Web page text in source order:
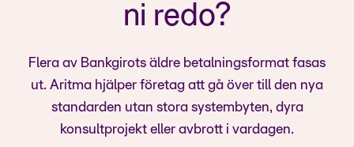
ni redo?
Flera av Bankgirots äldre betalningsformat fasas
ut. Aritma hjälper företag att gå över till den nya
standarden utan stora systembyten, dyra
konsultprojekt eller avbrott i vardagen.